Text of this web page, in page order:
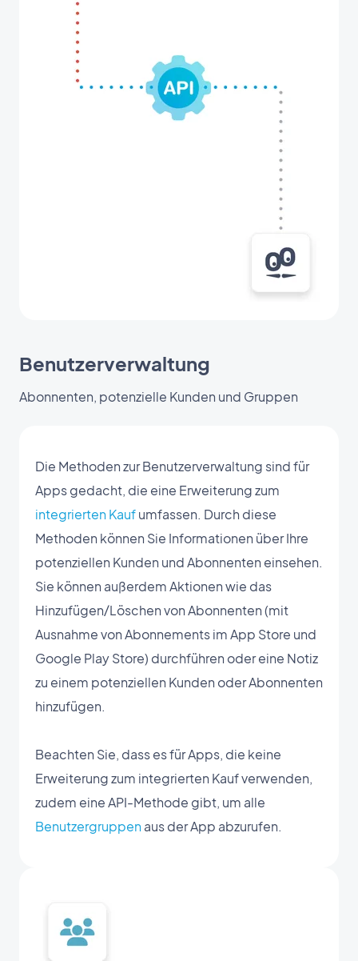
Benutzerverwaltung
Abonnenten, potenzielle Kunden und Gruppen
Die Methoden zur Benutzerverwaltung sind für
Apps gedacht, die eine Erweiterung zum
integrierten Kaufumfassen. Durch diese
Methoden können Sie Informationen über Ihre
potenziellen Kunden und Abonnenten einsehen.
Sie können außerdem Aktionen wie das
Hinzufügen/Löschen von Abonnenten (mit
Ausnahme von Abonnements im App Store und
Google Play Store) durchführen oder eine Notiz
zu einem potenziellen Kunden oder Abonnenten
hinzufügen.
Beachten Sie, dass es für Apps, die keine
Erweiterung zum integrierten Kauf verwenden,
zudem eine API-Methode gibt, um alle
Benutzergruppenaus der App abzurufen.